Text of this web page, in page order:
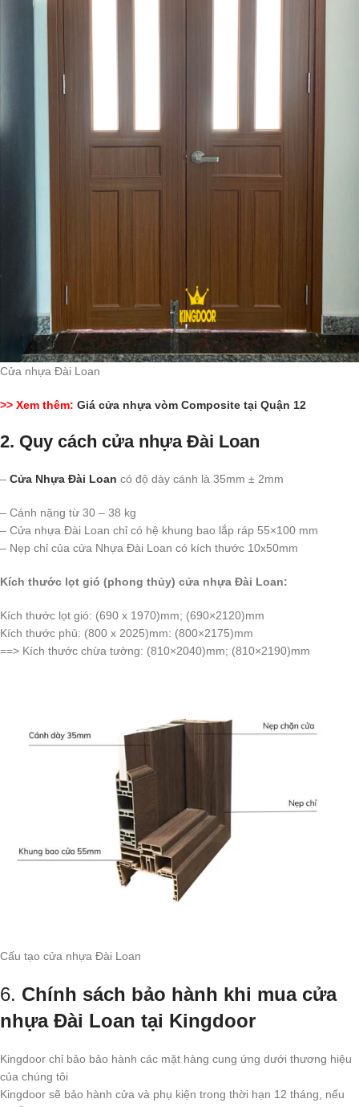
Cửa nhựa Đài Loan
>> Xem thêm: Giá cửa nhựa vòm Composite tại Quận 12
2. Quy cách cửa nhựa Đài Loan
– Cửa Nhựa Đài Loan có độ dày cánh là 35mm ± 2mm
– Cánh nặng từ 30 – 38 kg
– Cửa nhựa Đài Loan chỉ có hệ khung bao lắp ráp 55×100 mm
– Nẹp chỉ của cửa Nhựa Đài Loan có kích thước 10x50mm
Kích thước lọt gió (phong thủy) cửa nhựa Đài Loan:
Kích thước lọt gió: (690 x 1970)mm; (690×2120)mm
Kích thước phủ: (800 x 2025)mm: (800×2175)mm
==> Kích thước chừa tường: (810×2040)mm; (810×2190)mm
Cấu tạo cửa nhựa Đài Loan
6. Chính sách bảo hành khi mua cửa
nhựa Đài Loan tại Kingdoor
Kingdoor chỉ bảo bảo hành các mặt hàng cung ứng dưới thương hiệu
của chúng tôi
Kingdoor sẽ bảo hành cửa và phụ kiện trong thời hạn 12 tháng, nếu